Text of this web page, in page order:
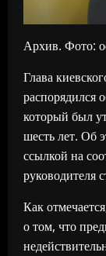
Архив. Фото:
Глава
распорядился
который был
шесть лет. Об
ссылкой на
руководителя
Как
о том, что